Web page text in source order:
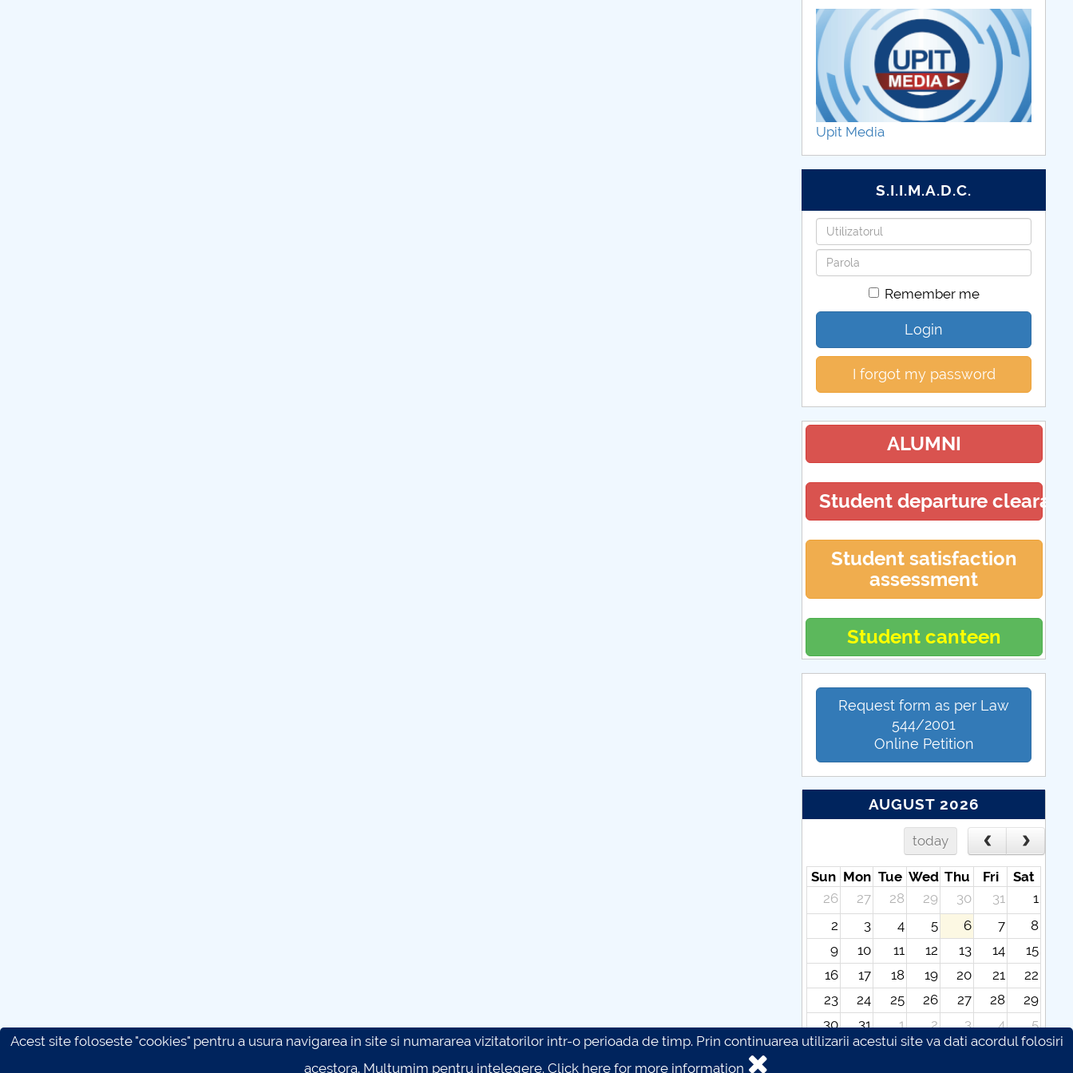
Upit Media
S.I.I.M.A.D.C.
Username
Password
Remember me
Login
I forgot my password
ALUMNI
Student departure
Student satisfaction
assessment
Student canteen
Request form as per Law
544/2001
Online Petition
AUGUST 2026
today
Sun Mon Tue Wed Thu Fri
Sat
26
27 28 29 30 31
1
2
3 4 5 6 7
8
9
10 11 12 13 14
15
16
17 18 19 20 21
22
23
24 25 26 27 28
29
30
31 1 2 3 4
5
Acest site foloseste "cookies" pentru a usura navigarea in site si numararea vizitatorilor intr-o perioada de timp. Prin continuarea utilizarii acestui site va dati acordul folosiri
acestora. Multumim pentru intelegere. Click here for more information